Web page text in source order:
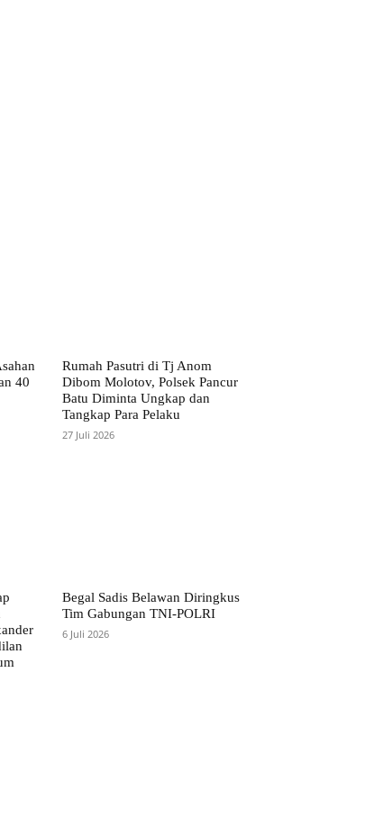
40
Rumah Pasutri di Tj Anom
Dibom Molotov, Polsek Pancur
Batu Diminta Ungkap dan
Tangkap Para Pelaku
27 Juli 2026
Begal Sadis Belawan Diringkus
Tim Gabungan TNI-POLRI
6 Juli 2026